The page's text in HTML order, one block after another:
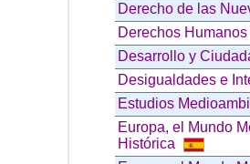
Derecho de las
Derechos
Desarrollo y
Desigualdades e
Estudios
Europa, el Mundo
Histórica